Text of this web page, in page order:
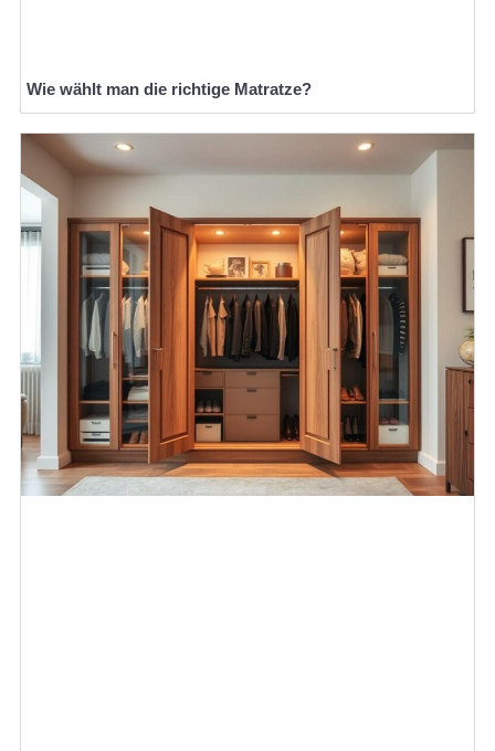
Wie wählt man die richtige Matratze?